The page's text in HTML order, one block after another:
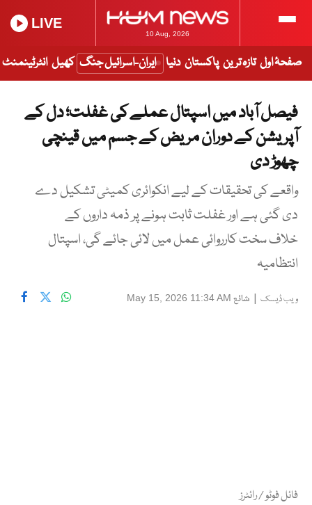
10 Aug, 2026
LIVE
صفحۂ اول تازہ ترین پاکستان دنیا ایران-اسرائیل جنگ کھیل انٹرٹینمنٹ
فیصل آباد میں اسپتال عملے کی غفلت؛ دل کے
آپریشن کے دوران مریض کے جسم میں قینچی
چھوڑ دی
واقعے کی تحقیقات کے لیے انکوائری کمیٹی تشکیل دے
دی گئی ہے اور غفلت ثابت ہونے پر ذمہ داروں کے
خلاف سخت کارروائی عمل میں لائی جائے گی، اسپتال
انتظامیہ
ویب ڈیسک | شائع May 15, 2026 11:34 AM
فائل فوٹو / رائٹرز